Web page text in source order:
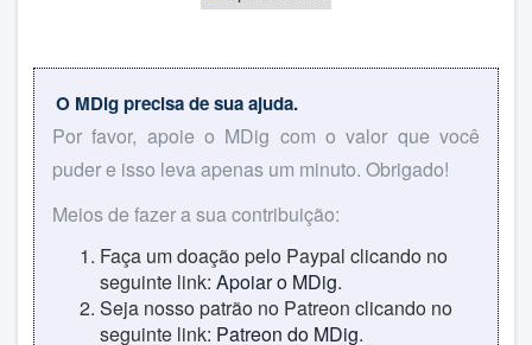
O MDig precisa de sua ajuda.
Por favor, apoie o MDig com o valor que você
puder e isso leva apenas um minuto. Obrigado!
Meios de fazer a sua contribuição:
Faça um doação pelo Paypal clicando no
seguinte link: Apoiar o MDig.
Seja nosso patrão no Patreon clicando no
seguinte link: Patreon do MDig.